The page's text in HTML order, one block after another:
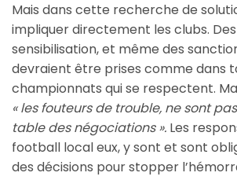
Mais dans cette recherche de
impliquer directement les clubs.
sensibilisation, et même des
devraient être prises comme dans
championnats qui se respectent.
« les fouteurs de trouble, ne sont
table des négociations ». Les
football local eux, y sont et sont
des décisions pour stopper